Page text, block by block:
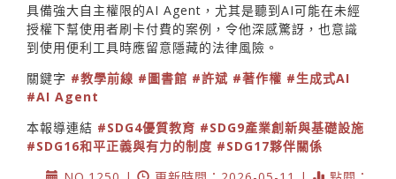
具備強大自主權限的AI Agent，尤其是聽到AI可能在未經
授權下幫使用者刷卡付費的案例，令他深感驚訝，也意識
到使用便利工具時應留意隱藏的法律風險。
關鍵字 #教學前線 #圖書館 #許斌 #著作權 #生成式AI
#AI Agent
本報導連結 #SDG4優質教育 #SDG9產業創新與基礎設施
#SDG16和平正義與有力的制度 #SDG17夥伴關係